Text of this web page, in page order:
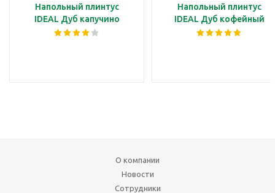
Напольный плинтус
IDEAL Дуб капучино
Напольный плинтус
IDEAL Дуб кофейный
О компании
Новости
Сотрудники